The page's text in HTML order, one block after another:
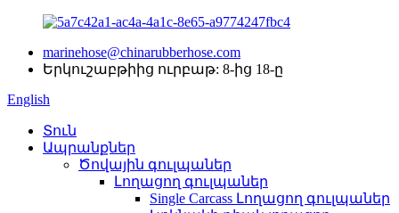
marinehose@chinarubberhose.com
Երկուշաբթիից ուրբաթ: 8-ից 18-ը
English
Տուն
Ապրանքներ
Ծովային գուլպաներ
Լողացող գուլպաներ
Single Carcass Լողացող գուլպաներ